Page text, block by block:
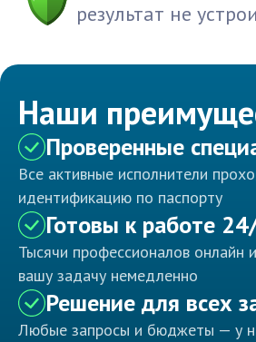
результат не
Наши
Проверенные
Все активные исполнители
идентификацию по паспорту
Готовы к работе
Тысячи профессионалов онлайн
вашу задачу немедленно
Решение для всех
Любые запросы и бюджеты — у